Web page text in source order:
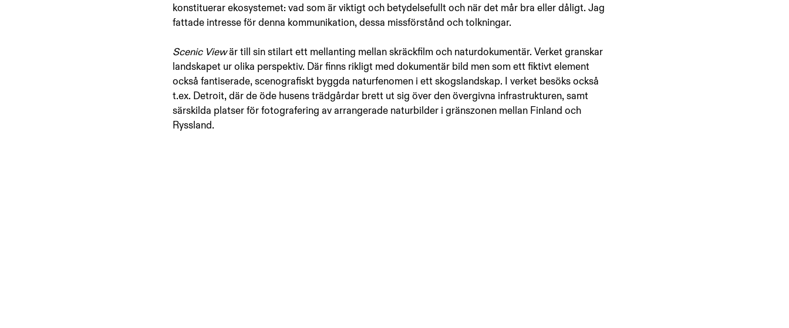
konstituerar ekosystemet: vad som är viktigt och betydelsefullt och när det mår bra eller dåligt. Jag
fattade intresse för denna kommunikation, dessa missförstånd och tolkningar.
Scenic View är till sin stilart ett mellanting mellan skräckfilm och naturdokumentär. Verket granskar
landskapet ur olika perspektiv. Där finns rikligt med dokumentär bild men som ett fiktivt element
också fantiserade, scenografiskt byggda naturfenomen i ett skogslandskap. I verket besöks också
t.ex. Detroit, där de öde husens trädgårdar brett ut sig över den övergivna infrastrukturen, samt
särskilda platser för fotografering av arrangerade naturbilder i gränszonen mellan Finland och
Ryssland.